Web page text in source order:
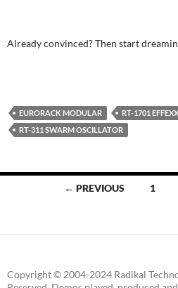
Already convinced? Then start
EURORACK MODULAR
RT-1701 EFFEXX
RT-311 SWARM OSCILLATOR
← PREVIOUS 1
Copyright © 2004-2024 Radikal